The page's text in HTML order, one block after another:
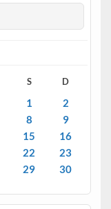
S D
1
2
8
9
15
16
22
23
29
30